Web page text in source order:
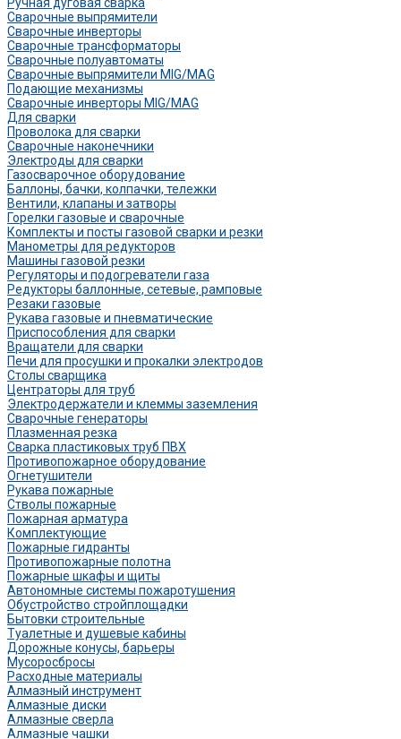
Сварочные выпрямители
Сварочные инверторы
Сварочные трансформаторы
Сварочные полуавтоматы
Сварочные выпрямители MIG/MAG
Подающие механизмы
Сварочные инверторы MIG/MAG
Для сварки
Проволока для сварки
Сварочные наконечники
Электроды для сварки
Газосварочное оборудование
Баллоны, бачки, колпачки, тележки
Вентили, клапаны и затворы
Горелки газовые и сварочные
Комплекты и посты газовой сварки и резки
Манометры для редукторов
Машины газовой резки
Регуляторы и подогреватели газа
Редукторы баллонные, сетевые, рамповые
Резаки газовые
Рукава газовые и пневматические
Приспособления для сварки
Вращатели для сварки
Печи для просушки и прокалки электродов
Столы сварщика
Центраторы для труб
Электродержатели и клеммы заземления
Сварочные генераторы
Плазменная резка
Сварка пластиковых труб ПВХ
Противопожарное оборудование
Огнетушители
Рукава пожарные
Стволы пожарные
Пожарная арматура
Комплектующие
Пожарные гидранты
Противопожарные полотна
Пожарные шкафы и щиты
Автономные системы пожаротушения
Обустройство стройплощадки
Бытовки строительные
Туалетные и душевые кабины
Дорожные конусы, барьеры
Мусоросбросы
Расходные материалы
Алмазный инструмент
Алмазные диски
Алмазные сверла
Алмазные чашки